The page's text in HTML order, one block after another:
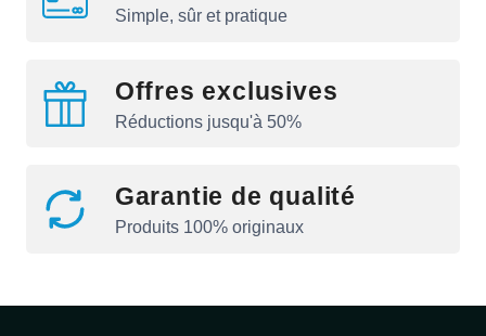
Simple, sûr et pratique
Offres exclusives
Réductions jusqu'à 50%
Garantie de qualité
Produits 100% originaux